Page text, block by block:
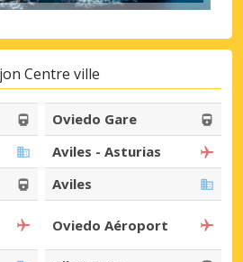
Centre ville
Oviedo Gare
Aviles - Asturias
Aviles
Oviedo Aéroport